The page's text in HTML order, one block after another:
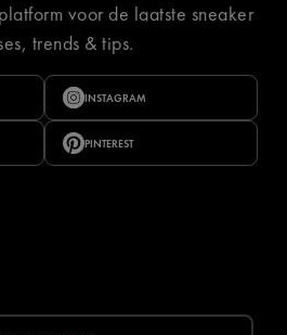
voor de laatste sneaker
trends & tips.
INSTAGRAM
PINTEREST